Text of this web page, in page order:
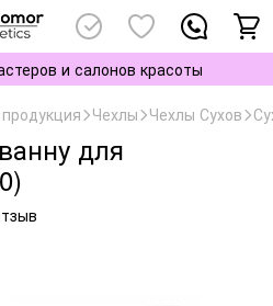
и салонов красоты
Чехлы Чехлы Сухов
для